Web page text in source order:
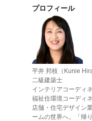
プロフィール
平井 邦枝（Kunie
二級建築士
インテリアコーディ
福祉住環境コーディ
店舗・住宅デザイン
ームの世界へ。「帰